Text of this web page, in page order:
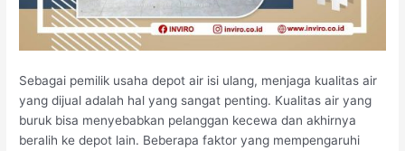
Sebagai pemilik usaha depot air isi ulang, menjaga kualitas air
yang dijual adalah hal yang sangat penting. Kualitas air yang
buruk bisa menyebabkan pelanggan kecewa dan akhirnya
beralih ke depot lain. Beberapa faktor yang mempengaruhi